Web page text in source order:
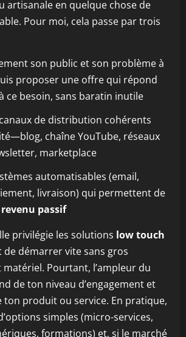
artisanale en quelque chose de
Pour moi, cela passe par trois
son public et son problème à
proposer une offre qui répond
ce besoin, sans baratin inutile
de distribution cohérents
chaîne YouTube, réseaux
marketplace
automatisables (email,
livraison) qui permettent de
revenu passif
privilégie les solutions low touch
démarrer vite sans gros
Pourtant, l’ampleur du
de ton niveau d’engagement et
ton produit ou service. En pratique,
simples (micro-services,
formations) et, si le marché